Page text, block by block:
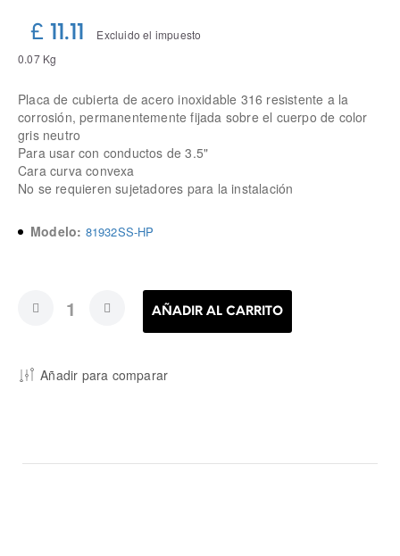
£ 11.11
Excluido el impuesto
0.07 Kg
Placa de cubierta de acero inoxidable 316 resistente a la
corrosión, permanentemente fijada sobre el cuerpo de color
gris neutro
Para usar con conductos de 3.5"
Cara curva convexa
No se requieren sujetadores para la instalación
Modelo: 81932SS-HP
AÑADIR AL CARRITO
Añadir para comparar